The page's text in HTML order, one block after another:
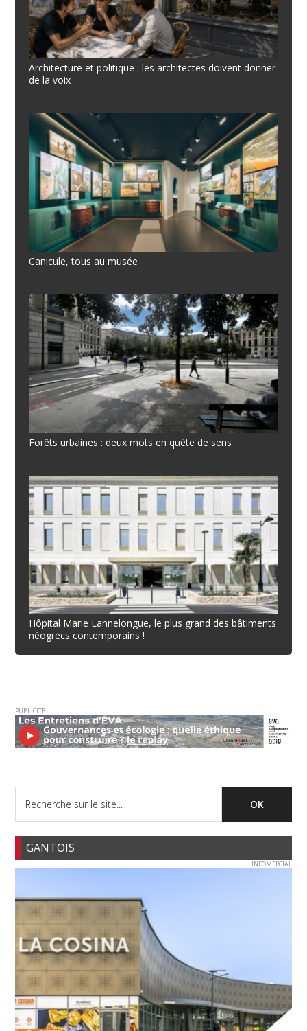
Architecture et politique : les architectes doivent donner
de la voix
Canicule, tous au musée
Forêts urbaines : deux mots en quête de sens
Hôpital Marie Lannelongue, le plus grand des bâtiments
néogrecs contemporains !
PUBLICITE
GANTOIS
INFOMERCIAL